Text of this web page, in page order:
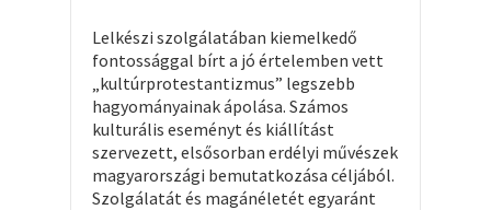
Lelkészi szolgálatában kiemelkedő
fontossággal bírt a jó értelemben vett
„kultúrprotestantizmus” legszebb
hagyományainak ápolása. Számos
kulturális eseményt és kiállítást
szervezett, elsősorban erdélyi művészek
magyarországi bemutatkozása céljából.
Szolgálatát és magánéletét egyaránt